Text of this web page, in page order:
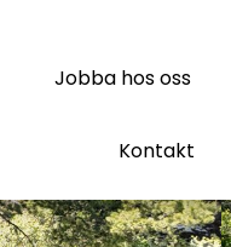
Jobba hos oss
Kontakt